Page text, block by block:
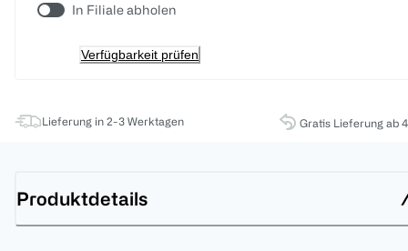
In Filiale abholen
Verfügbarkeit prüfen
Lieferung in 2-3 Werktagen Gratis Lieferung ab
Produktdetails